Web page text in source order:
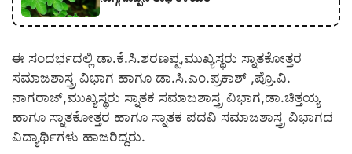
ಈ ಸಂದರ್ಭದಲ್ಲಿ ಡಾ.ಕೆ.ಸಿ.ಶರಣಪ್ಪ,ಮುಖ್ಯಸ್ಥರು ಸ್ನಾತಕೋತ್ತರ
ಸಮಾಜಶಾಸ್ತ್ರ ವಿಭಾಗ ಹಾಗೂ ಡಾ.ಸಿ.ಎಂ.ಪ್ರಕಾಶ್ ,ಪ್ರೊ.ವಿ.
ನಾಗರಾಜ್,ಮುಖ್ಯಸ್ಥರು ಸ್ನಾತಕ ಸಮಾಜಶಾಸ್ತ್ರ ವಿಭಾಗ,ಡಾ.ಚಿತ್ತಯ್ಯ
ಹಾಗೂ ಸ್ನಾತಕೋತ್ತರ ಹಾಗೂ ಸ್ನಾತಕ ಪದವಿ ಸಮಾಜಶಾಸ್ತ್ರ ವಿಭಾಗದ
ವಿದ್ಯಾರ್ಥಿಗಳು ಹಾಜರಿದ್ದರು.